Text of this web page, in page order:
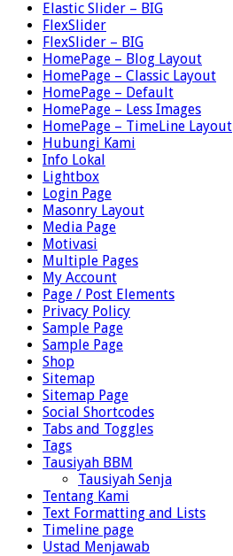
Elastic Slider – BIG
FlexSlider
FlexSlider – BIG
HomePage – Blog Layout
HomePage – Classic Layout
HomePage – Default
HomePage – Less Images
HomePage – TimeLine Layout
Hubungi Kami
Info Lokal
Lightbox
Login Page
Masonry Layout
Media Page
Motivasi
Multiple Pages
My Account
Page / Post Elements
Privacy Policy
Sample Page
Sample Page
Shop
Sitemap
Sitemap Page
Social Shortcodes
Tabs and Toggles
Tags
Tausiyah BBM
Tausiyah Senja
Tentang Kami
Text Formatting and Lists
Timeline page
Ustad Menjawab